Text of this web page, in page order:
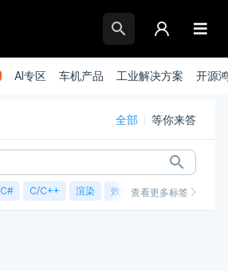
AI专区 车机产品 工业解决方案 开源
全部 等你来答
C# C/C++ 渲染 效果实现 性能优化
查看更多标签